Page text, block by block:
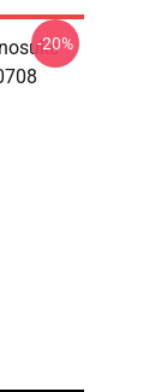
-20%